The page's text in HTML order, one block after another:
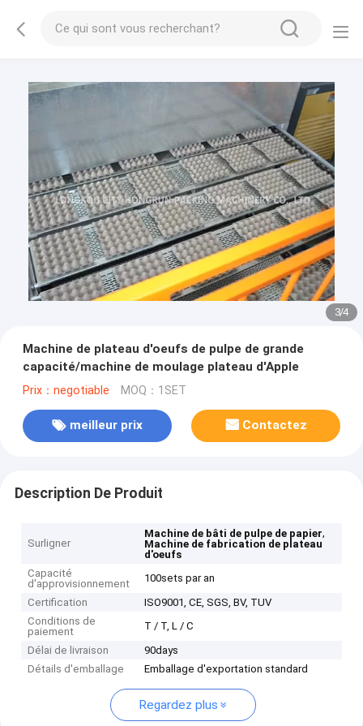
3/4
Machine de plateau d'oeufs de pulpe de grande
capacité/machine de moulage plateau d'Apple
Prix：negotiable MOQ：1SET
meilleur prix Contactez
Description De Produit
Surligner
Machine de bâti de pulpe de papier,
Machine de fabrication de plateau
d'oeufs
Capacité
d'approvisionnement
100sets par an
Certification
ISO9001, CE, SGS, BV, TUV
Conditions de
paiement
T / T, L / C
Délai de livraison
90days
Détails d'emballage
Emballage d'exportation standard
Regardez plus